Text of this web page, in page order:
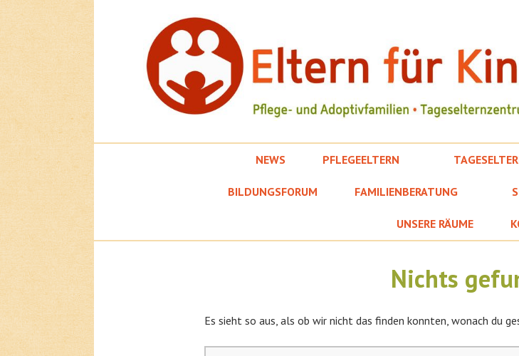
zum
NEWS PFLEGEELTERN
BILDUNGSFORUM FAMILIENBERATUNG
UNSERE RÄUME
Nichts
Es sieht so aus, als ob wir nicht das finden konnten, wonach du